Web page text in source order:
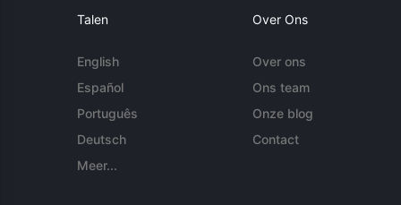
Talen
English
Español
Português
Deutsch
Meer...
Over Ons
Over ons
Ons team
Onze blog
Contact